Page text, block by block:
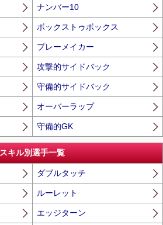
ナンバー10
ボックストゥボックス
プレーメイカー
攻撃的サイドバック
守備的サイドバック
オーバーラップ
守備的GK
スキル別選手一覧
ダブルタッチ
ルーレット
エッジターン